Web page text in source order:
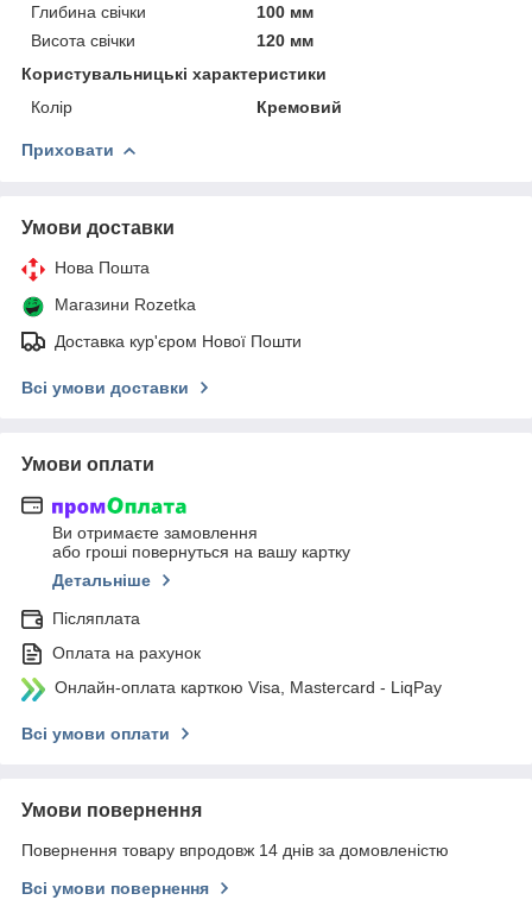
Глибина свічки
100 мм
Висота свічки
120 мм
Користувальницькі характеристики
Колір
Кремовий
Приховати
Умови доставки
Нова Пошта
Магазини Rozetka
Доставка кур'єром Нової Пошти
Всі умови доставки
Умови оплати
Ви отримаєте замовлення
або гроші повернуться на вашу картку
Детальніше
Післяплата
Оплата на рахунок
Онлайн-оплата карткою Visa, Mastercard - LiqPay
Всі умови оплати
Умови повернення
Повернення товару впродовж 14 днів за домовленістю
Всі умови повернення